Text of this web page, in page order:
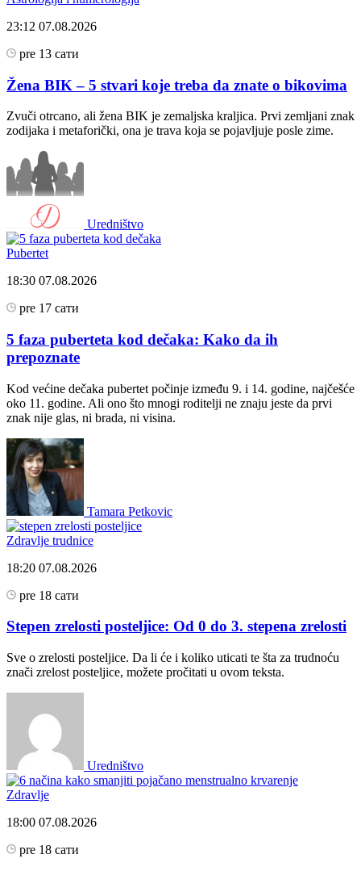
23:12 07.08.2026
pre 13 сати
Žena BIK – 5 stvari koje treba da znate o bikovima
Zvuči otrcano, ali žena BIK je zemaljska kraljica. Prvi zemljani znak
zodijaka i metaforički, ona je trava koja se pojavljuje posle zime.
Uredništvo
Pubertet
18:30 07.08.2026
pre 17 сати
5 faza puberteta kod dečaka: Kako da ih
prepoznate
Kod većine dečaka pubertet počinje između 9. i 14. godine, najčešće
oko 11. godine. Ali ono što mnogi roditelji ne znaju jeste da prvi
znak nije glas, ni brada, ni visina.
Tamara Petkovic
Zdravlje trudnice
18:20 07.08.2026
pre 18 сати
Stepen zrelosti posteljice: Od 0 do 3. stepena zrelosti
Sve o zrelosti posteljice. Da li će i koliko uticati te šta za trudnoću
znači zrelost posteljice, možete pročitati u ovom teksta.
Uredništvo
Zdravlje
18:00 07.08.2026
pre 18 сати